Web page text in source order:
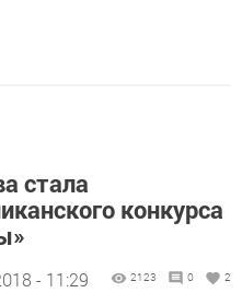
стала
конкурса
- 11:29 2123 0 2